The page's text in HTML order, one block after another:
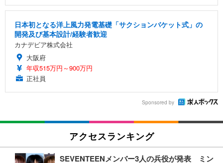
日本初となる洋上風力発電基礎「サクションバケット式」の
開発及び基本設計/経験者歓迎
カナデビア株式会社
大阪府
年収515万円～900万円
正社員
Sponsored by
アクセスランキング
SEVENTEENメンバー3人の兵役が発表 ミン